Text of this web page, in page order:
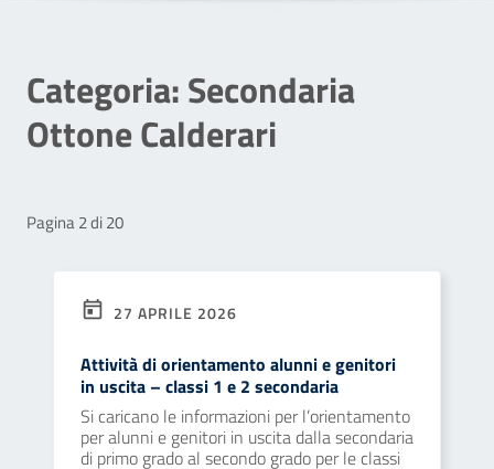
Categoria:Secondaria
Ottone Calderari
Pagina 2 di 20
27 APRILE 2026
Attività di orientamento alunni e genitori
in uscita – classi 1 e 2 secondaria
Si caricano le informazioni per l’orientamento
per alunni e genitori in uscita dalla secondaria
di primo grado al secondo grado per le classi